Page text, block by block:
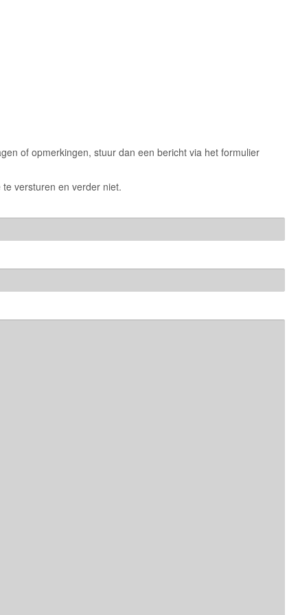
of opmerkingen, stuur dan een bericht via het formulier
versturen en verder niet.